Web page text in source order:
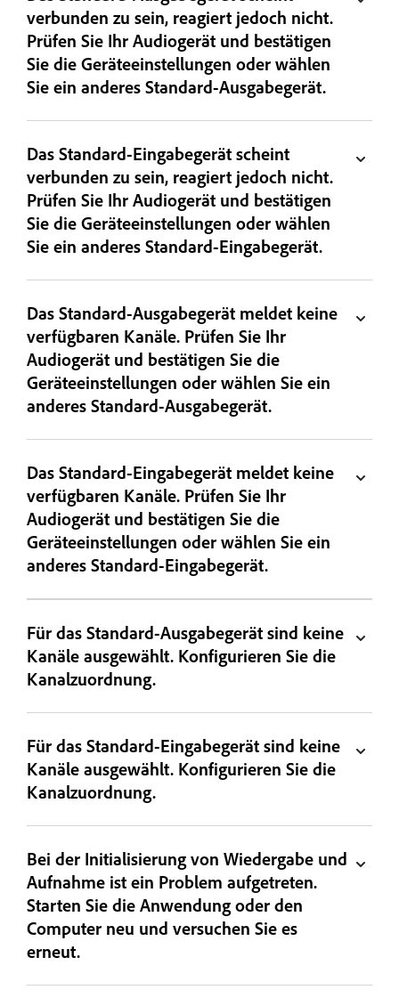
verbunden zu sein, reagiert jedoch nicht.
Prüfen Sie Ihr Audiogerät und bestätigen
Sie die Geräteeinstellungen oder wählen
Sie ein anderes Standard-Ausgabegerät.
Das Standard-Eingabegerät scheint
verbunden zu sein, reagiert jedoch nicht.
Prüfen Sie Ihr Audiogerät und bestätigen
Sie die Geräteeinstellungen oder wählen
Sie ein anderes Standard-Eingabegerät.
Das Standard-Ausgabegerät meldet keine
verfügbaren Kanäle. Prüfen Sie Ihr
Audiogerät und bestätigen Sie die
Geräteeinstellungen oder wählen Sie ein
anderes Standard-Ausgabegerät.
Das Standard-Eingabegerät meldet keine
verfügbaren Kanäle. Prüfen Sie Ihr
Audiogerät und bestätigen Sie die
Geräteeinstellungen oder wählen Sie ein
anderes Standard-Eingabegerät.
Für das Standard-Ausgabegerät sind keine
Kanäle ausgewählt. Konfigurieren Sie die
Kanalzuordnung.
Für das Standard-Eingabegerät sind keine
Kanäle ausgewählt. Konfigurieren Sie die
Kanalzuordnung.
Bei der Initialisierung von Wiedergabe und
Aufnahme ist ein Problem aufgetreten.
Starten Sie die Anwendung oder den
Computer neu und versuchen Sie es
erneut.